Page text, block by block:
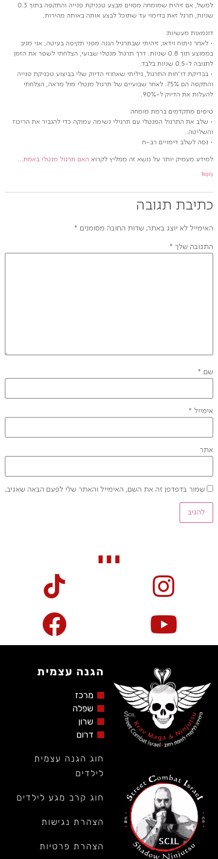
למשל, אם זיהית שמומחה מסוים מבצע טכניקת פנייה והתקפה בתוך 0.3
שניות, תרגל זאת בדימוי עד שתוכל לבצע אותה באותה מהירות.
דוגמאות מעשיות:
• לאחר ניתוח וידאו, זיהיתי שבתרגיל הגנה מפני תקיפה בעיטה, אני מגיב
בממוצע תוך 0.8 שניות. דרך תרגול מנטלי שבועי, הצלחתי לשפר את הזמן
לתגובה ל-0.5 שניות בלבד.
• בבדיקת דו"חות התרגול, גיליתי שאחוזי הדיוק שלי בביצוע טכניקת פנייה
והתקפה הם 75%. לאחר שבועיים של תרגול מנטלי מול מראה, הצלחתי
להעלות את הדיוק ל-90%.
טיפים מתקדמים ברמת מומחה:
• שלב את התרגול המנטלי עם תרגילי נשימה עמוקה כדי להגביר את הריכוז
והשליטה.
• נסה לשלב דימויים רב-ח
למידע מעמיק יותר על נושא זה ממליץ לקרוא האם תרגול מנטלי באמת…
Reply
כתיבת תגובה
האימייל לא יוצג באתר. שדות החובה מסומנים *
התגובה שלך *
שם *
אימייל *
אתר
שמור בדפדפן זה את השם, האימייל והאתר שלי לפעם הבאה שאגיב.
הגנה עצמית
מרכז
שפלה
שרון
דרום
חוג הגנה עצמית
לילדים
חוג קרב מגע לילדים
הצהרת נגישות
הצהרת פרטיות